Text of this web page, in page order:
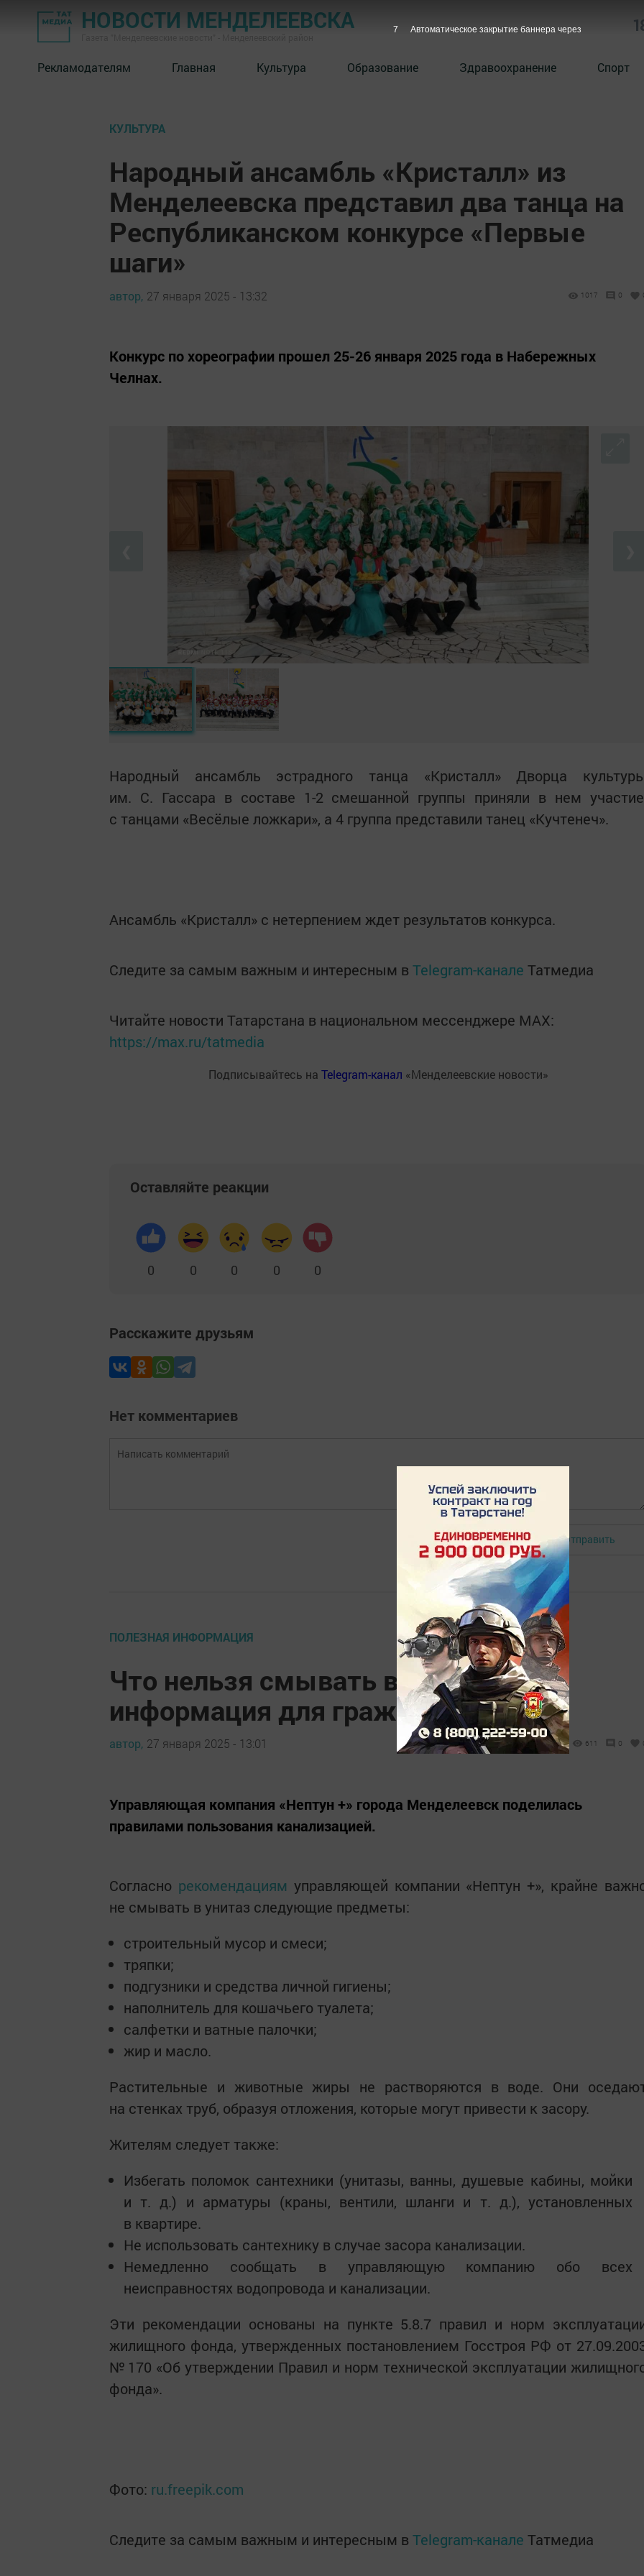
НОВОСТИ МЕНДЕЛЕЕВСКА
Рекламодателям Главная Культура Образование Здравоохранение Спорт
КУЛЬТУРА
Народный ансамбль «Кристалл» из
Менделеевска представил два танца на
Республиканском конкурсе «Первые
шаги»
автор, 27 января 2025 - 13:32 1017 0
Конкурс по хореографии прошел 25-26 января 2025 года в Набережных
Челнах.
Народный ансамбль эстрадного танца «Кристалл» Дворца
им. С. Гассара в составе 1-2 смешанной группы приняли в нем
с танцами «Весёлые ложкари», а 4 группа представили танец «Кучтенеч».
Ансамбль «Кристалл» с нетерпением ждет результатов конкурса.
Следите за самым важным и интересным в Telegram-канале Татмедиа
Читайте новости Татарстана в национальном мессенджере MАХ:
https://max.ru/tatmedia
Подписывайтесь на Telegram-канал «Менделеевские новости»
Оставляйте реакции
0 0 0 0 0
Расскажите друзьям
Нет комментариев
Авторизоваться Отправить
ПОЛЕЗНАЯ ИНФОРМАЦИЯ
Что нельзя смывать в унитаз:
информация для граждан
автор, 27 января 2025 - 13:01 611 0
Управляющая компания «Нептун +» города Менделеевск поделилась
правилами пользования канализацией.
Согласно рекомендациям управляющей компании «Нептун +», крайне
не смывать в унитаз следующие предметы:
строительный мусор и смеси;
тряпки;
подгузники и средства личной гигиены;
наполнитель для кошачьего туалета;
салфетки и ватные палочки;
жир и масло.
Растительные и животные жиры не растворяются в воде. Они
на стенках труб, образуя отложения, которые могут привести к засору.
Жителям следует также:
Избегать поломок сантехники (унитазы, ванны, душевые кабины, мойки
и т. д.) и арматуры (краны, вентили, шланги и т. д.), установленных
в квартире.
Не использовать сантехнику в случае засора канализации.
Немедленно сообщать в управляющую компанию обо всех
неисправностях водопровода и канализации.
Эти рекомендации основаны на пункте 5.8.7 правил и норм
жилищного фонда, утвержденных постановлением Госстроя РФ от
№ 170 «Об утверждении Правил и норм технической эксплуатации
фонда».
Фото: ru.freepik.com
Следите за самым важным и интересным в Telegram-канале Татмедиа
6 Автоматическое закрытие баннера через